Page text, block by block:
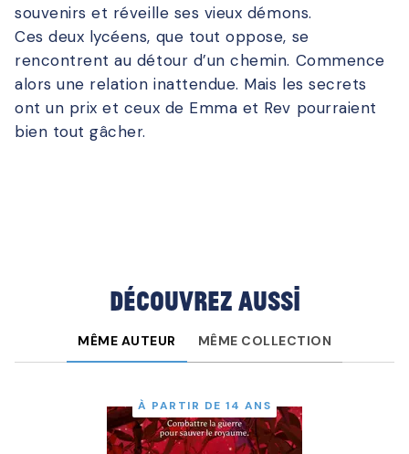
souvenirs et réveille ses vieux démons.
Ces deux lycéens, que tout oppose, se
rencontrent au détour d’un chemin. Commence
alors une relation inattendue. Mais les secrets
ont un prix et ceux de Emma et Rev pourraient
bien tout gâcher.
Découvrez aussi
MÊME AUTEUR MÊME COLLECTION
À PARTIR DE 14 ANS